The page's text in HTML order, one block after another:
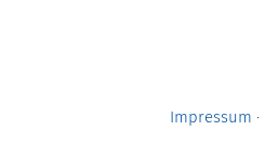
Impressum ·